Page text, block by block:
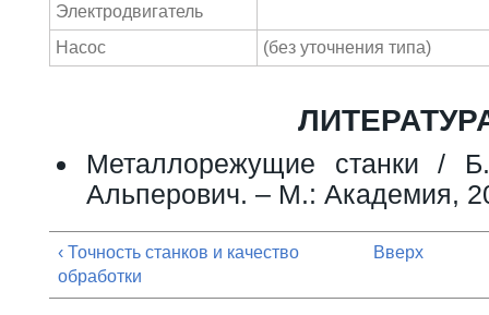
Электродвигатель
Насос
(без уточнения типа)
Металлорежущие станки /
Альперович. – М.: Академия,
‹ Точность станков и качество
обработки
Вверх